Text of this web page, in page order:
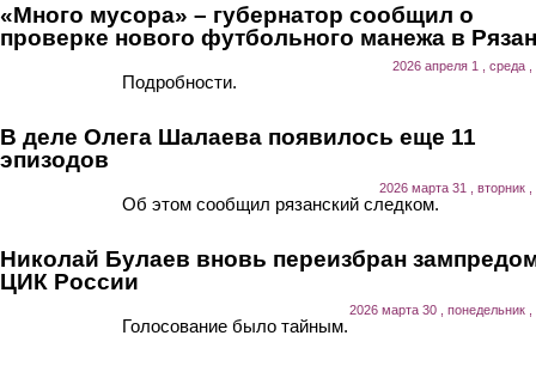
«Много мусора» – губернатор сообщил о
проверке нового футбольного манежа в
2026 апреля 1 , среда ,
Подробности.
В деле Олега Шалаева появилось еще 11
эпизодов
2026 марта 31 , вторник ,
Об этом сообщил рязанский следком.
Николай Булаев вновь переизбран
ЦИК России
2026 марта 30 , понедельник ,
Голосование было тайным.